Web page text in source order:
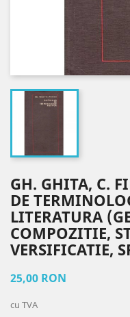
GH. GHITA, C.
DE
LITERATURA
COMPOZITIE,
VERSIFICATIE,
25,00 RON
cu TVA